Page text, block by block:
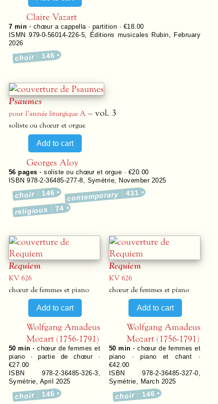
Claire Vazart
7 min · chœur a cappella · partition · €18.00
ISMN 979-0-56014-226-5
Éditions musicales Rubin
February
2026
choir 146
Psaumes
pour l’année liturgique A – vol. 3
soliste ou chœur et orgue
Georges Aloy
56 pages ·soliste ou chœur et orgue · €20.00
ISBN 978-2-36485-277-8
Symétrie November 2025
choir 146 contemporary 431
religious 74
Requiem
KV 626
chœur de femmes et piano
Wolfgang Amadeus
Mozart (1756-1791)
50 min ·chœur de femmes et
piano · partie de chœur ·
€27.00
ISBN 978-2-36485-326-3
Symétrie
April 2025
choir 146
Requiem
KV 626
chœur de femmes et piano
Wolfgang Amadeus
Mozart (1756-1791)
50 min ·chœur de femmes et
piano · piano et chant ·
€42.00
ISBN 978-2-36485-327-0
Symétrie
March 2025
choir 146